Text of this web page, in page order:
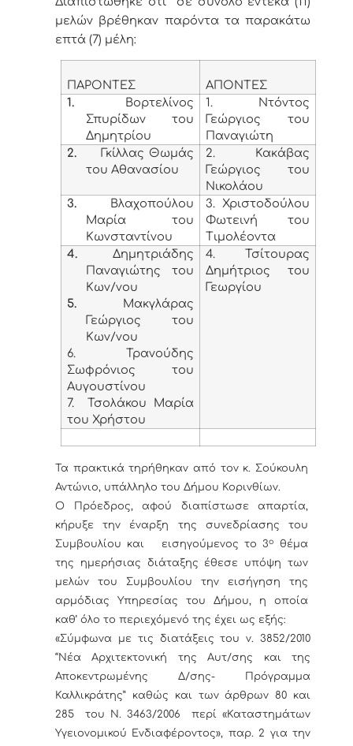
μελών βρέθηκαν παρόντα τα παρακάτω
επτά (7) μέλη:
ΠΑΡΟΝΤΕΣ
ΑΠΟΝΤΕΣ
1.
Βορτελίνος
Σπυρίδων του
Δημητρίου
1. Ντόντος
Γεώργιος του
Παναγιώτη
2.
Γκίλλας Θωμάς
του Αθανασίου
2. Κακάβας
Γεώργιος του
Νικολάου
3.
Βλαχοπούλου
Μαρία του
Κωνσταντίνου
3. Χριστοδούλου
Φωτεινή του
Τιμολέοντα
4. Δημητριάδης
Παναγιώτης του
Κων/νου
5. Μακγλάρας
Γεώργιος του
Κων/νου
6. Τρανούδης
Σωφρόνιος του
Αυγουστίνου
7. Τσολάκου Μαρία
του Χρήστου
4. Τσίτουρας
Δημήτριος του
Γεωργίου
Τα πρακτικά τηρήθηκαν από τον κ. Σούκουλη
Αντώνιο, υπάλληλο του Δήμου Κορινθίων.
Ο Πρόεδρος, αφού διαπίστωσε απαρτία,
κήρυξε την έναρξη της συνεδρίασης του
Συμβουλίου και εισηγούμενος το 3ο
θέμα
της ημερήσιας διάταξης έθεσε υπόψη των
μελών του Συμβουλίου την εισήγηση της
αρμόδιας Υπηρεσίας του Δήμου, η οποία
καθ’ όλο το περιεχόμενό της έχει ως εξής:
«Σύμφωνα με τις διατάξεις του ν. 3852/2010
“Νέα Αρχιτεκτονική της Αυτ/σης και της
Αποκεντρωμένης Δ/σης- Πρόγραμμα
Καλλικράτης” καθώς και των άρθρων 80 και
285 του Ν. 3463/2006 περί «Καταστημάτων
Υγειονομικού Ενδιαφέροντος», παρ. 2 για την